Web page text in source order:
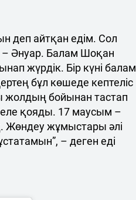
деп айтқан едім. Сол
– Әнуар. Балам Шоқан
жүрдік. Бір күні балам
бұл көшеде кептеліс
жолдың бойынан тастап
келе қояды. 17 маусым –
Жөндеу жұмыстары әлі
– деген еді